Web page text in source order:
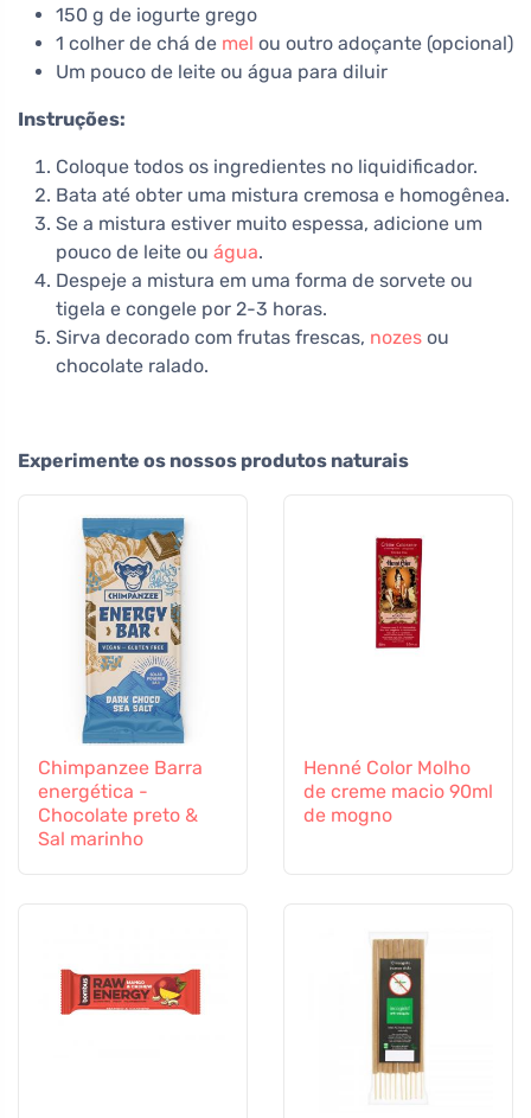
150 g de iogurte grego
1 colher de chá de mel ou outro adoçante (opcional)
Um pouco de leite ou água para diluir
Instruções:
Coloque todos os ingredientes no liquidificador.
Bata até obter uma mistura cremosa e homogênea.
Se a mistura estiver muito espessa, adicione um
pouco de leite ou água.
Despeje a mistura em uma forma de sorvete ou
tigela e congele por 2-3 horas.
Sirva decorado com frutas frescas, nozes ou
chocolate ralado.
Experimente os nossos produtos naturais
Chimpanzee Barra
energética -
Chocolate preto &
Sal marinho
Henné Color Molho
de creme macio 90ml
de mogno